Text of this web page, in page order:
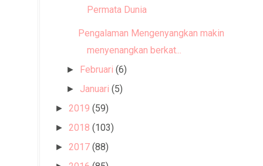
Permata Dunia
Pengalaman Mengenyangkan makin
menyenangkan berkat...
► Februari (6)
► Januari (5)
► 2019 (59)
► 2018 (103)
► 2017 (88)